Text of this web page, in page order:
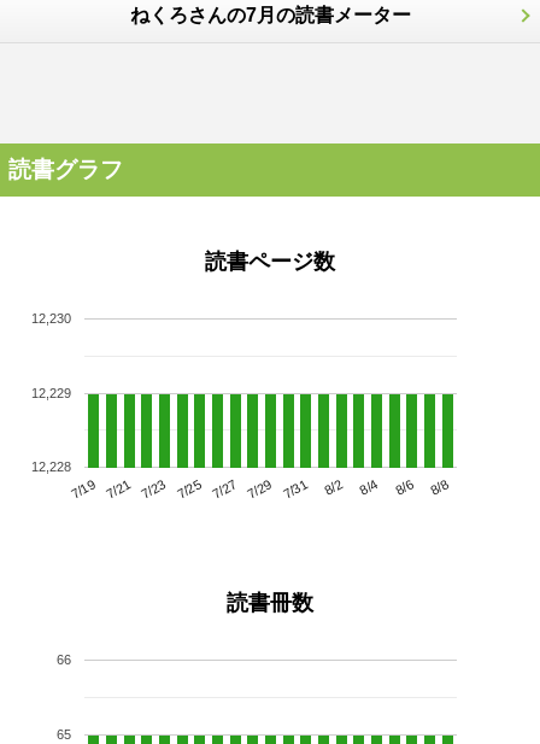
ねくろさんの7月の読書メーター
読書グラフ
読書ページ数
7/19 7/21 7/23 7/25 7/27 7/29 7/31 8/2 8/4 8/6 8/8
12,228
12,229
12,230
読書冊数
65
66